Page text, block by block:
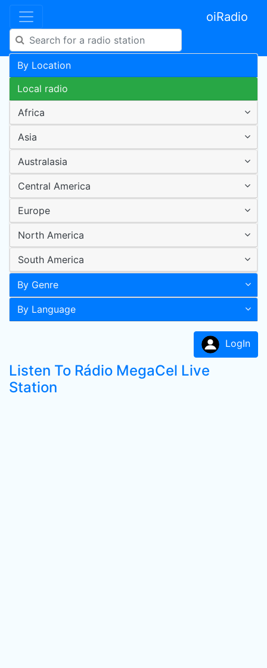
oiRadio
By Location
Local radio
Africa
Asia
Australasia
Central America
Europe
North America
South America
By Genre
By Language
LogIn
Listen To Rádio MegaCel Live
Station